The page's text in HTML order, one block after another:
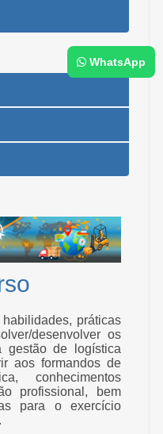
WhatsApp
práticas
desenvolver os
gestão de logística
aos formandos de
conhecimentos
profissional, bem
para o exercício